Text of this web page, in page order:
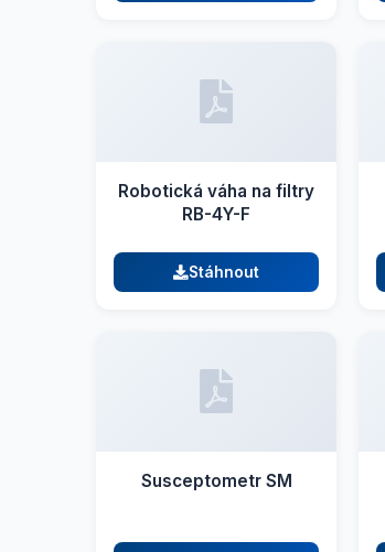
Robotická váha na filtry
RB-4Y-F
Stáhnout
Susceptometr SM